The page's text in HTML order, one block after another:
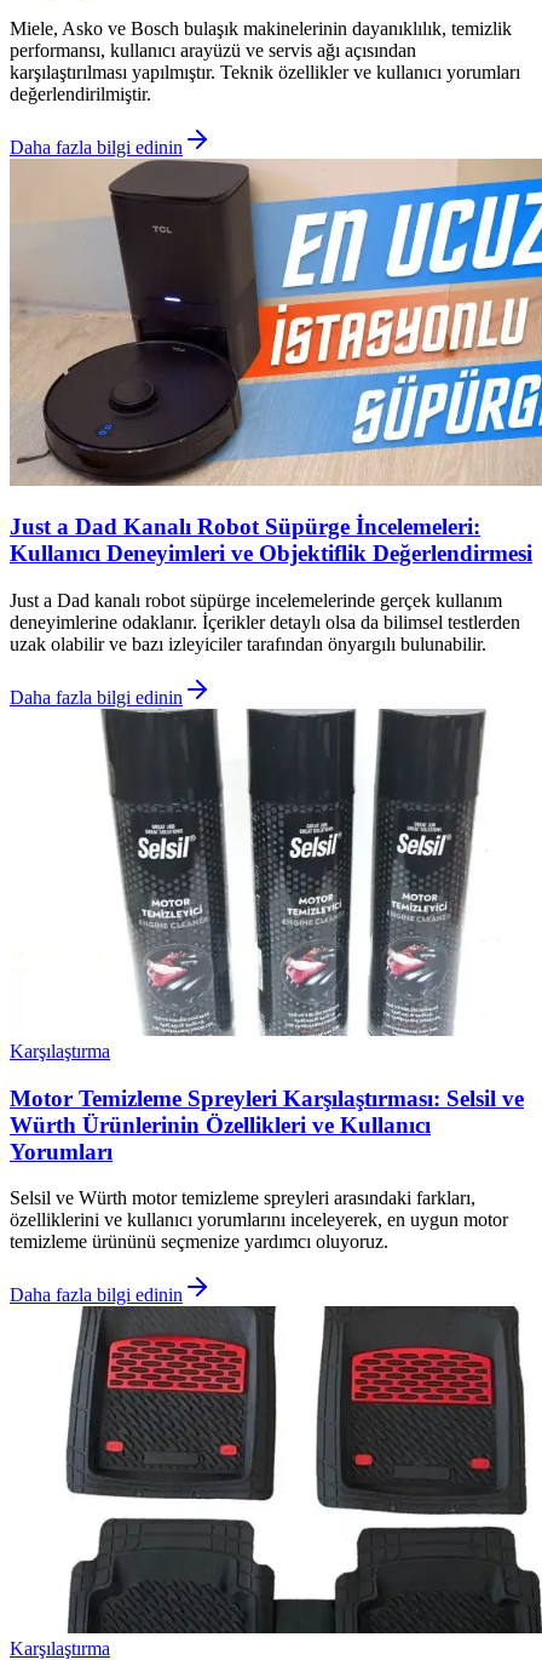
Miele, Asko ve Bosch bulaşık makinelerinin dayanıklılık, temizlik
performansı, kullanıcı arayüzü ve servis ağı açısından
karşılaştırılması yapılmıştır. Teknik özellikler ve kullanıcı yorumları
değerlendirilmiştir.
Daha fazla bilgi edinin
Just a Dad Kanalı Robot Süpürge İncelemeleri:
Kullanıcı Deneyimleri ve Objektiflik Değerlendirmesi
Just a Dad kanalı robot süpürge incelemelerinde gerçek kullanım
deneyimlerine odaklanır. İçerikler detaylı olsa da bilimsel testlerden
uzak olabilir ve bazı izleyiciler tarafından önyargılı bulunabilir.
Daha fazla bilgi edinin
Karşılaştırma
Motor Temizleme Spreyleri Karşılaştırması: Selsil ve
Würth Ürünlerinin Özellikleri ve Kullanıcı
Yorumları
Selsil ve Würth motor temizleme spreyleri arasındaki farkları,
özelliklerini ve kullanıcı yorumlarını inceleyerek, en uygun motor
temizleme ürününü seçmenize yardımcı oluyoruz.
Daha fazla bilgi edinin
Karşılaştırma